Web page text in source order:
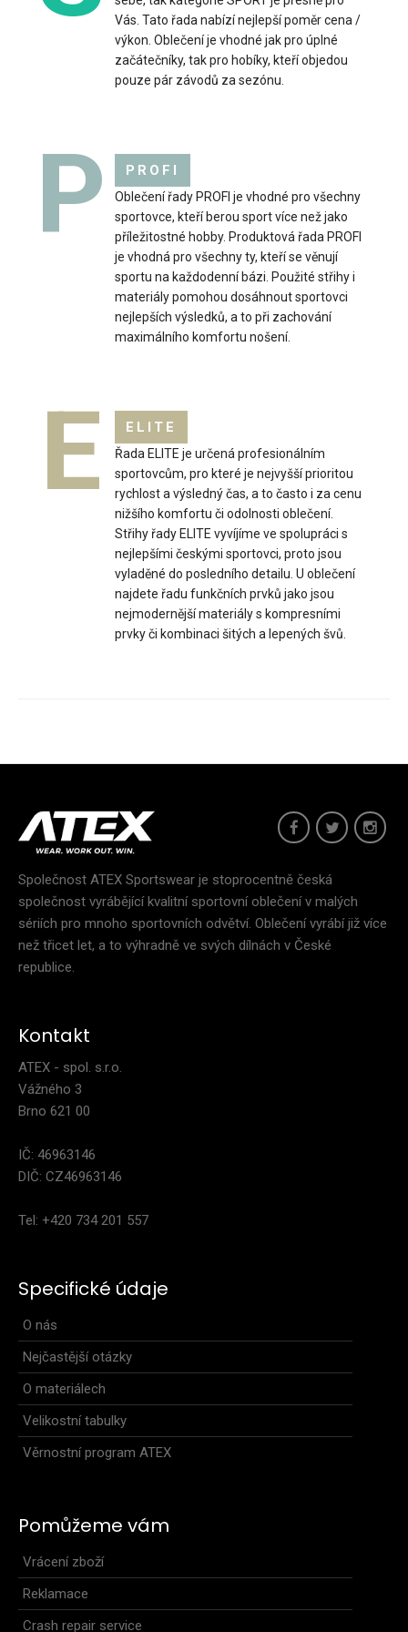
Dámská mikina s kapucí VERA
Dámská mikina s kapucí VERAMikiny se staly
nepostradatelnou součástí oblečení a to nejen ve světě sp..
Dámská mikina WITI černá
Dámská mikina ZOE
Dámská hřejivá mikina s vysokým rolákem je vyrobená z velmi
pružného, příjemného a měkkého materiálu..
Vás. Tato řada nabízí nejlepší poměr cena /
výkon. Oblečení je vhodné jak pro úplné
začátečníky, tak pro hobíky, kteří objedou
pouze pár závodů za sezónu.
P PROFI
Oblečení řady PROFI je vhodné pro všechny
sportovce, kteří berou sport více než jako
příležitostné hobby. Produktová řada PROFI
je vhodná pro všechny ty, kteří se věnují
sportu na každodenní bázi. Použité střihy i
materiály pomohou dosáhnout sportovci
nejlepších výsledků, a to při zachování
maximálního komfortu nošení.
E ELITE
Řada ELITE je určená profesionálním
sportovcům, pro které je nejvyšší prioritou
rychlost a výsledný čas, a to často i za cenu
nižšího komfortu či odolnosti oblečení.
Střihy řady ELITE vyvíjíme ve spolupráci s
nejlepšími českými sportovci, proto jsou
vyladěné do posledního detailu. U oblečení
najdete řadu funkčních prvků jako jsou
nejmodernější materiály s kompresními
prvky či kombinaci šitých a lepených švů.
Společnost ATEX Sportswear je stoprocentně česká
společnost vyrábějící kvalitní sportovní oblečení v malých
sériích pro mnoho sportovních odvětví. Oblečení vyrábí již více
než třicet let, a to výhradně ve svých dílnách v České
republice.
Kontakt
ATEX - spol. s.r.o.
Vážného 3
Brno 621 00
IČ: 46963146
DIČ: CZ46963146
Tel: +420 734 201 557
Specifické údaje
O nás
Nejčastější otázky
O materiálech
Velikostní tabulky
Věrnostní program ATEX
Pomůžeme vám
Vrácení zboží
Reklamace
Crash repair service